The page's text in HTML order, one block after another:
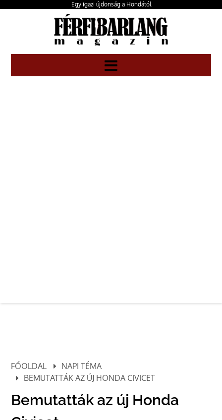
Egy igazi újdonság a Hondától
FŐOLDAL
NAPI TÉMA
BEMUTATTÁK AZ ÚJ HONDA CIVICET
Bemutatták az új Honda